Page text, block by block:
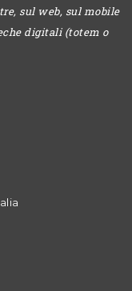
sul web, sul mobile
digitali (totem o